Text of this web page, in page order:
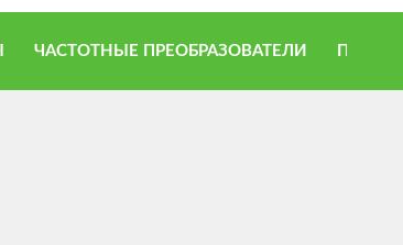
ЧАСТОТНЫЕ ПРЕОБРАЗОВАТЕЛИ